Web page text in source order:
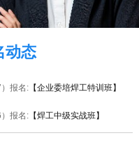
动态
报名: 【木工全能实战班】